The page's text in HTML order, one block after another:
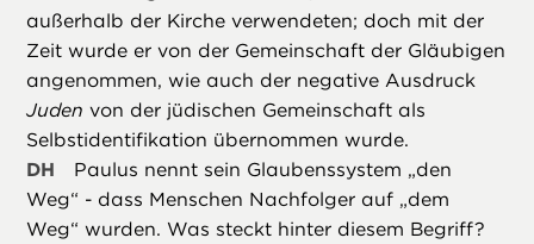
außerhalb der Kirche verwendeten; doch mit der
Zeit wurde er von der Gemeinschaft der Gläubigen
angenommen, wie auch der negative Ausdruck
Juden von der jüdischen Gemeinschaft als
Selbstidentifikation übernommen wurde.
DH
Paulus nennt sein Glaubenssystem „den
Weg“ - dass Menschen Nachfolger auf „dem
Weg“ wurden. Was steckt hinter diesem Begriff?